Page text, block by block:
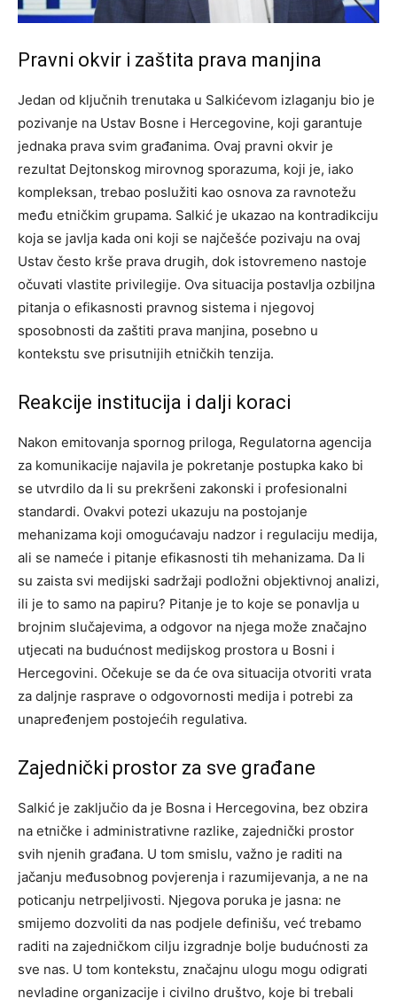
Pravni okvir i zaštita prava manjina
Jedan od ključnih trenutaka u Salkićevom izlaganju bio je
pozivanje na Ustav Bosne i Hercegovine, koji garantuje
jednaka prava svim građanima. Ovaj pravni okvir je
rezultat Dejtonskog mirovnog sporazuma, koji je, iako
kompleksan, trebao poslužiti kao osnova za ravnotežu
među etničkim grupama. Salkić je ukazao na kontradikciju
koja se javlja kada oni koji se najčešće pozivaju na ovaj
Ustav često krše prava drugih, dok istovremeno nastoje
očuvati vlastite privilegije. Ova situacija postavlja ozbiljna
pitanja o efikasnosti pravnog sistema i njegovoj
sposobnosti da zaštiti prava manjina, posebno u
kontekstu sve prisutnijih etničkih tenzija.
Reakcije institucija i dalji koraci
Nakon emitovanja spornog priloga, Regulatorna agencija
za komunikacije najavila je pokretanje postupka kako bi
se utvrdilo da li su prekršeni zakonski i profesionalni
standardi. Ovakvi potezi ukazuju na postojanje
mehanizama koji omogućavaju nadzor i regulaciju medija,
ali se nameće i pitanje efikasnosti tih mehanizama. Da li
su zaista svi medijski sadržaji podložni objektivnoj analizi,
ili je to samo na papiru? Pitanje je to koje se ponavlja u
brojnim slučajevima, a odgovor na njega može značajno
utjecati na budućnost medijskog prostora u Bosni i
Hercegovini. Očekuje se da će ova situacija otvoriti vrata
za daljnje rasprave o odgovornosti medija i potrebi za
unapređenjem postojećih regulativa.
Zajednički prostor za sve građane
Salkić je zaključio da je Bosna i Hercegovina, bez obzira
na etničke i administrativne razlike, zajednički prostor
svih njenih građana. U tom smislu, važno je raditi na
jačanju međusobnog povjerenja i razumijevanja, a ne na
poticanju netrpeljivosti. Njegova poruka je jasna: ne
smijemo dozvoliti da nas podjele definišu, već trebamo
raditi na zajedničkom cilju izgradnje bolje budućnosti za
sve nas. U tom kontekstu, značajnu ulogu mogu odigrati
nevladine organizacije i civilno društvo, koje bi trebali